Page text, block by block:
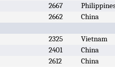
2667
2662
China
2325
Vietnam
2401
China
2612 China